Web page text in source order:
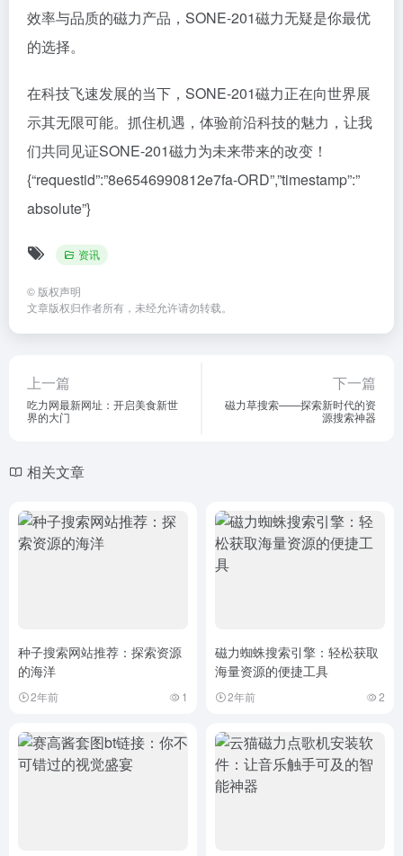
效率与品质的磁力产品，SONE-201磁力无疑是你最优
的选择。
在科技飞速发展的当下，SONE-201磁力正在向世界展
示其无限可能。抓住机遇，体验前沿科技的魅力，让我
们共同见证SONE-201磁力为未来带来的改变！
{“requestid”:”8e6546990812e7fa-ORD”,”timestamp”:”
absolute”}
资讯
© 版权声明
文章版权归作者所有，未经允许请勿转载。
上一篇
吃力网最新网址：开启美食新世
界的大门
下一篇
磁力草搜索——探索新时代的资
源搜索神器
相关文章
种子搜索网站推荐：探索资源
的海洋
2年前 1
磁力蜘蛛搜索引擎：轻松获取
海量资源的便捷工具
2年前 2